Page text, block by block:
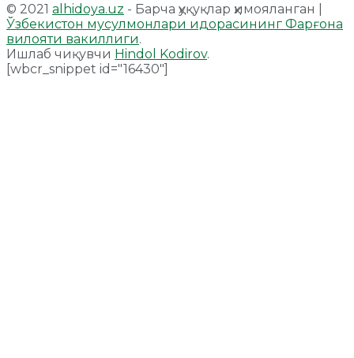
© 2021 alhidoya.uz - Барча ҳуқуқлар ҳимояланган |
Ўзбекистон мусулмонлари идорасининг Фарғона
вилояти вакиллиги.
Ишлаб чиқувчи Hindol Kodirov.
[wbcr_snippet id="16430"]